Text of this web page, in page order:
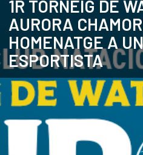
1R TORNEIG DE
AURORA
HOMENATGE A
ESPORTISTA